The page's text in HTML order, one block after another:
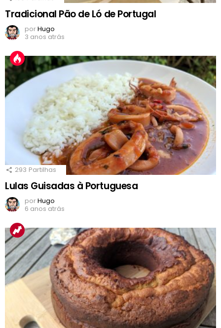
Tradicional Pão de Ló de Portugal
porHugo
3 anos atrás
293 Partilhas
Lulas Guisadas à Portuguesa
porHugo
6 anos atrás